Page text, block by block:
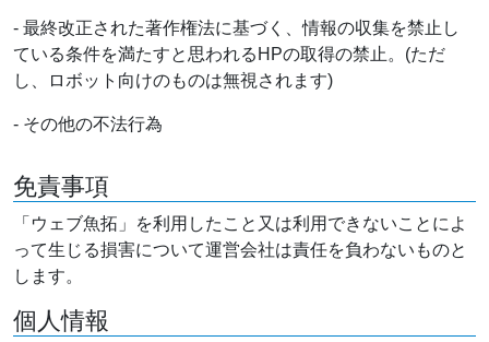
- 最終改正された著作権法に基づく、情報の収集を禁止し
ている条件を満たすと思われるHPの取得の禁止。(ただ
し、ロボット向けのものは無視されます)
- その他の不法行為
免責事項
「ウェブ魚拓」を利用したこと又は利用できないことによ
って生じる損害について運営会社は責任を負わないものと
します。
個人情報